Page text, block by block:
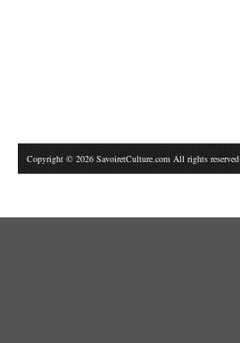
Copyright © 2026 SavoiretCulture.com All rights reserved